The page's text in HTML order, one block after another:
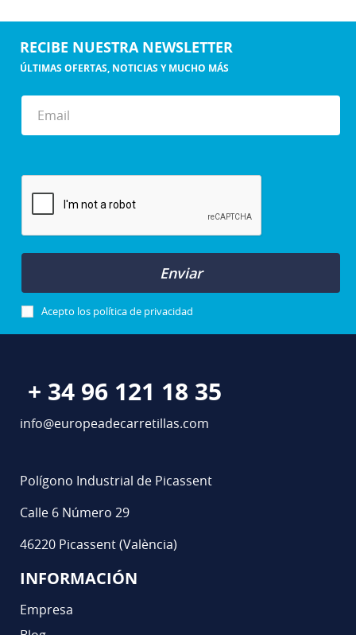
RECIBE NUESTRA NEWSLETTER
ÚLTIMAS OFERTAS, NOTICIAS Y MUCHO MÁS
Enviar
Acepto los política de privacidad
+ 34 96 121 18 35
info@europeadecarretillas.com
Polígono Industrial de Picassent
Calle 6 Número 29
46220 Picassent (València)
INFORMACIÓN
Empresa